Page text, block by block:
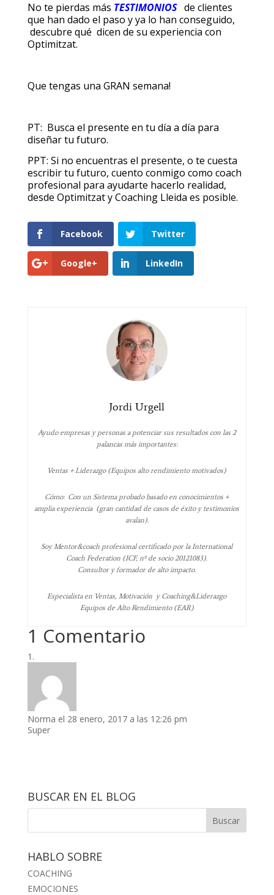
No te pierdas más TESTIMONIOS de clientes
que han dado el paso y ya lo han conseguido,
descubre qué dicen de su experiencia con
Optimitzat.
Que tengas una GRAN semana!
PT: Busca el presente en tu día a día para
diseñar tu futuro.
PPT: Si no encuentras el presente, o te cuesta
escribir tu futuro, cuento conmigo como coach
profesional para ayudarte hacerlo realidad,
desde Optimitzat y Coaching Lleida es posible.
Facebook Twitter
Google+ LinkedIn
Jordi Urgell
Ayudo empresas y personas a potenciar sus resultados con las 2
palancas más importantes:
Ventas + Liderazgo (Equipos alto rendimiento motivados)
Cómo: Con un Sistema probado basado en conocimientos +
amplia experiencia (gran cantidad de casos de éxito y testimonios
avalan).
Soy Mentor&coach profesional certificado por la International
Coach Federation (ICF, nº de socio 20121083).
Consultor y formador de alto impacto.
Especialista en Ventas, Motivación y Coaching&Liderazgo
Equipos de Alto Rendimiento (EAR)
1 Comentario
Norma el 28 enero, 2017 a las 12:26 pm
Super
BUSCAR EN EL BLOG
HABLO SOBRE
COACHING
EMOCIONES